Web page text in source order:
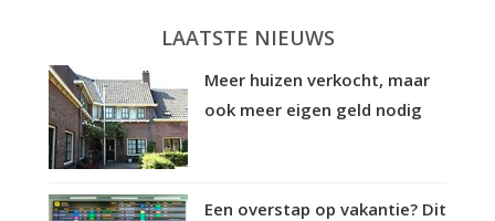
LAATSTE NIEUWS
Meer huizen verkocht, maar
ook meer eigen geld nodig
Een overstap op vakantie? Dit